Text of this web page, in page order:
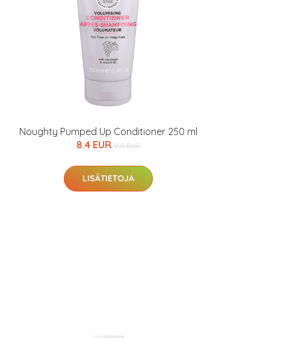
Noughty Pumped Up Conditioner 250 ml
8.4 EUR 9.9 EUR
LISÄTIETOJA